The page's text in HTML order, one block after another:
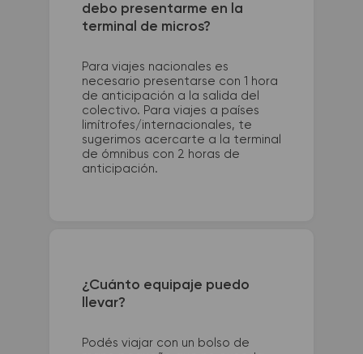
debo presentarme en la
terminal de micros?
Para viajes nacionales es
necesario presentarse con 1 hora
de anticipación a la salida del
colectivo. Para viajes a países
limítrofes/internacionales, te
sugerimos acercarte a la terminal
de ómnibus con 2 horas de
anticipación.
¿Cuánto equipaje puedo
llevar?
Podés viajar con un bolso de